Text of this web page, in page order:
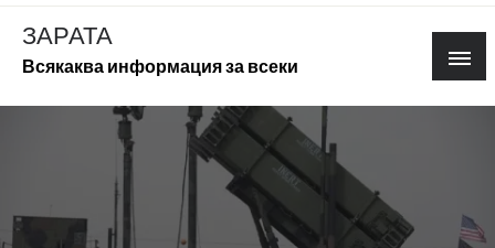
Skip
content
ЗАРАТА
Всякаква информация за всеки